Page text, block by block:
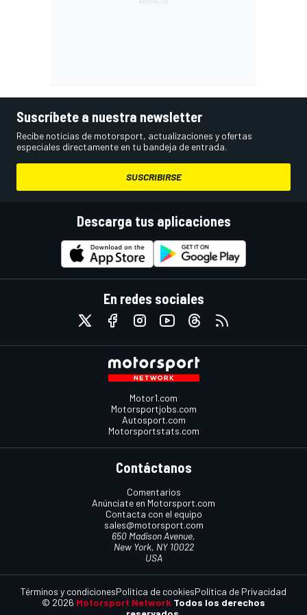
Suscríbete a nuestra newsletter
Recibe noticias de motorsport, actualizaciones y ofertas
especiales directamente en tu bandeja de entrada.
SUSCRIBIRSE
Descarga tus aplicaciones
En redes sociales
Motor1.com
Motorsportjobs.com
Autosport.com
Motorsportstats.com
Contáctanos
Comentarios
Anúnciate en Motorsport.com
Contacta con el equipo
sales@motorsport.com
650 Madison Avenue,
New York, NY 10022
USA
© 2026 Motorsport Network Todos los derechos
Términos y condicionesPolítica de cookiesPolítica de Privacidad